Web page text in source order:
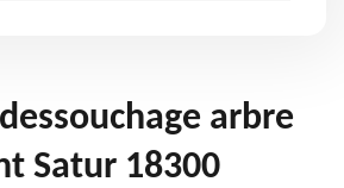
arbre
Satur 18300